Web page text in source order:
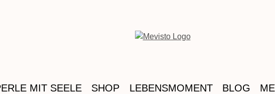
MIT SEELE SHOP LEBENSMOMENT BLOG